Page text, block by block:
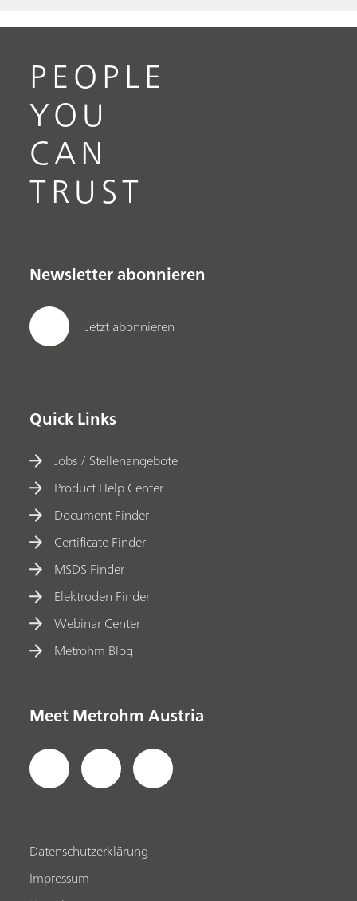
PEOPLE
YOU
CAN
TRUST
Newsletter abonnieren
Jetzt abonnieren
Quick Links
Jobs / Stellenangebote
Product Help Center
Document Finder
Certificate Finder
MSDS Finder
Elektroden Finder
Webinar Center
Metrohm Blog
Meet Metrohm Austria
Datenschutzerklärung
Impressum